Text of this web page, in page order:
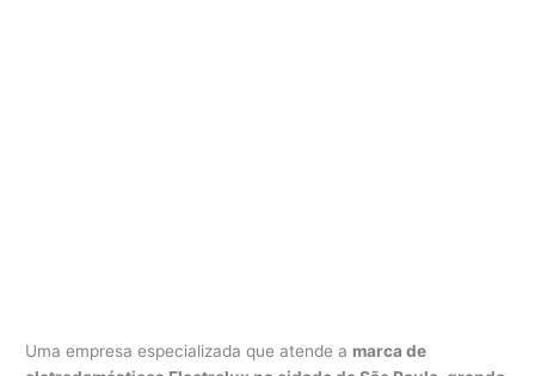
Uma empresa especializada que atende a marca de